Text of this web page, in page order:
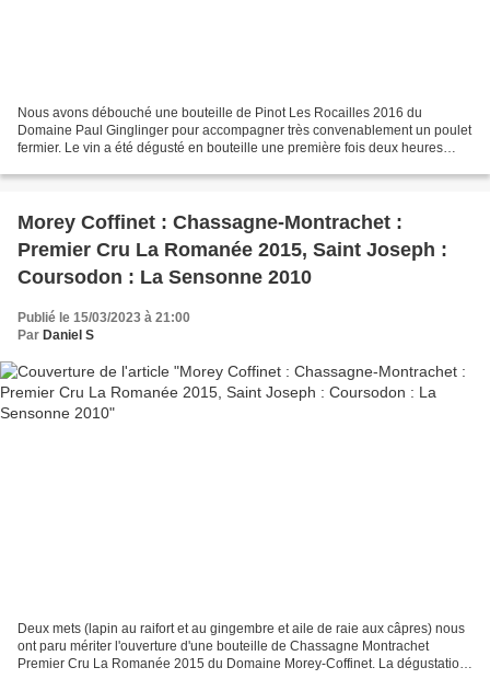
Nous avons débouché une bouteille de Pinot Les Rocailles 2016 du
Domaine Paul Ginglinger pour accompagner très convenablement un poulet
fermier. Le vin a été dégusté en bouteille une première fois deux heures
Morey Coffinet : Chassagne-Montrachet :
Premier Cru La Romanée 2015, Saint Joseph :
Coursodon : La Sensonne 2010
Publié le 15/03/2023 à 21:00
Par Daniel S
Deux mets (lapin au raifort et au gingembre et aile de raie aux câpres) nous
ont paru mériter l'ouverture d'une bouteille de Chassagne Montrachet
Premier Cru La Romanée 2015 du Domaine Morey-Coffinet. La dégustation,